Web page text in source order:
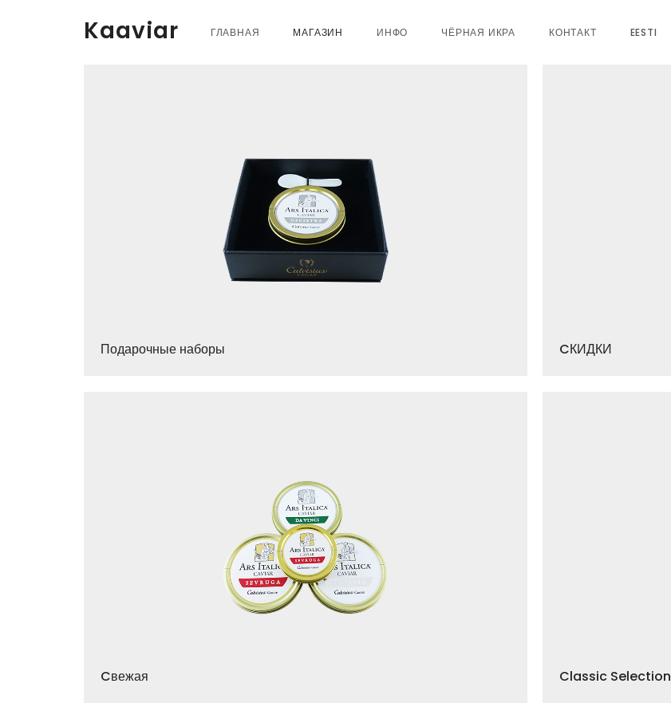
Kaaviar ГЛАВНАЯ МАГАЗИН ИНФО ЧЁРНАЯ ИКРА КОНТАКТ EESTI
Подарочные наборы CКИДКИ
Cвежая Classic Selection